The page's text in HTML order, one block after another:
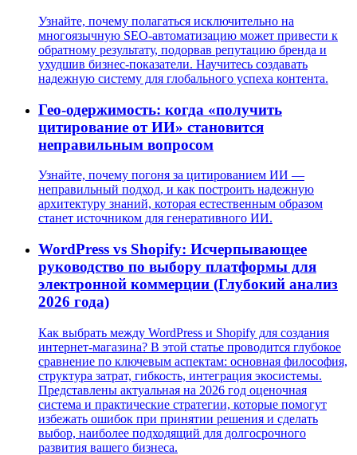
Узнайте, почему полагаться исключительно на
многоязычную SEO-автоматизацию может привести к
обратному результату, подорвав репутацию бренда и
ухудшив бизнес-показатели. Научитесь создавать
надежную систему для глобального успеха контента.
Гео-одержимость: когда «получить
цитирование от ИИ» становится
неправильным вопросом
Узнайте, почему погоня за цитированием ИИ —
неправильный подход, и как построить надежную
архитектуру знаний, которая естественным образом
станет источником для генеративного ИИ.
WordPress vs Shopify: Исчерпывающее
руководство по выбору платформы для
электронной коммерции (Глубокий анализ
2026 года)
Как выбрать между WordPress и Shopify для создания
интернет-магазина? В этой статье проводится глубокое
сравнение по ключевым аспектам: основная философия,
структура затрат, гибкость, интеграция экосистемы.
Представлены актуальная на 2026 год оценочная
система и практические стратегии, которые помогут
избежать ошибок при принятии решения и сделать
выбор, наиболее подходящий для долгосрочного
развития вашего бизнеса.